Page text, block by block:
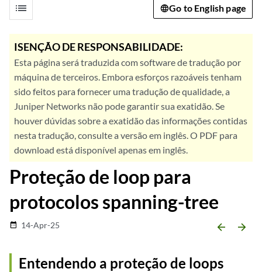
list Go to English page
ISENÇÃO DE RESPONSABILIDADE:
Esta página será traduzida com software de tradução por
máquina de terceiros. Embora esforços razoáveis tenham
sido feitos para fornecer uma tradução de qualidade, a
Juniper Networks não pode garantir sua exatidão. Se
houver dúvidas sobre a exatidão das informações contidas
nesta tradução, consulte a versão em inglês. O PDF para
download está disponível apenas em inglês.
Proteção de loop para
protocolos spanning-tree
date_range 14-Apr-25 arrow_backward arrow_forward
Entendendo a proteção de loops